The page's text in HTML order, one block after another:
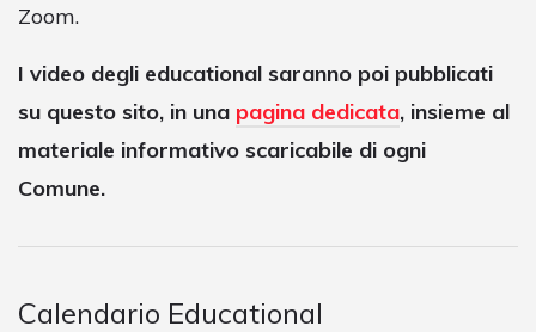
Zoom.
I video degli educational saranno poi pubblicati
su questo sito, in una pagina dedicata, insieme al
materiale informativo scaricabile di ogni
Comune.
Calendario Educational